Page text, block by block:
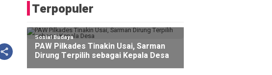
Terpopuler
Sosial Budaya
PAW Pilkades Tinakin Usai, Sarman
Dirung Terpilih sebagai Kepala Desa